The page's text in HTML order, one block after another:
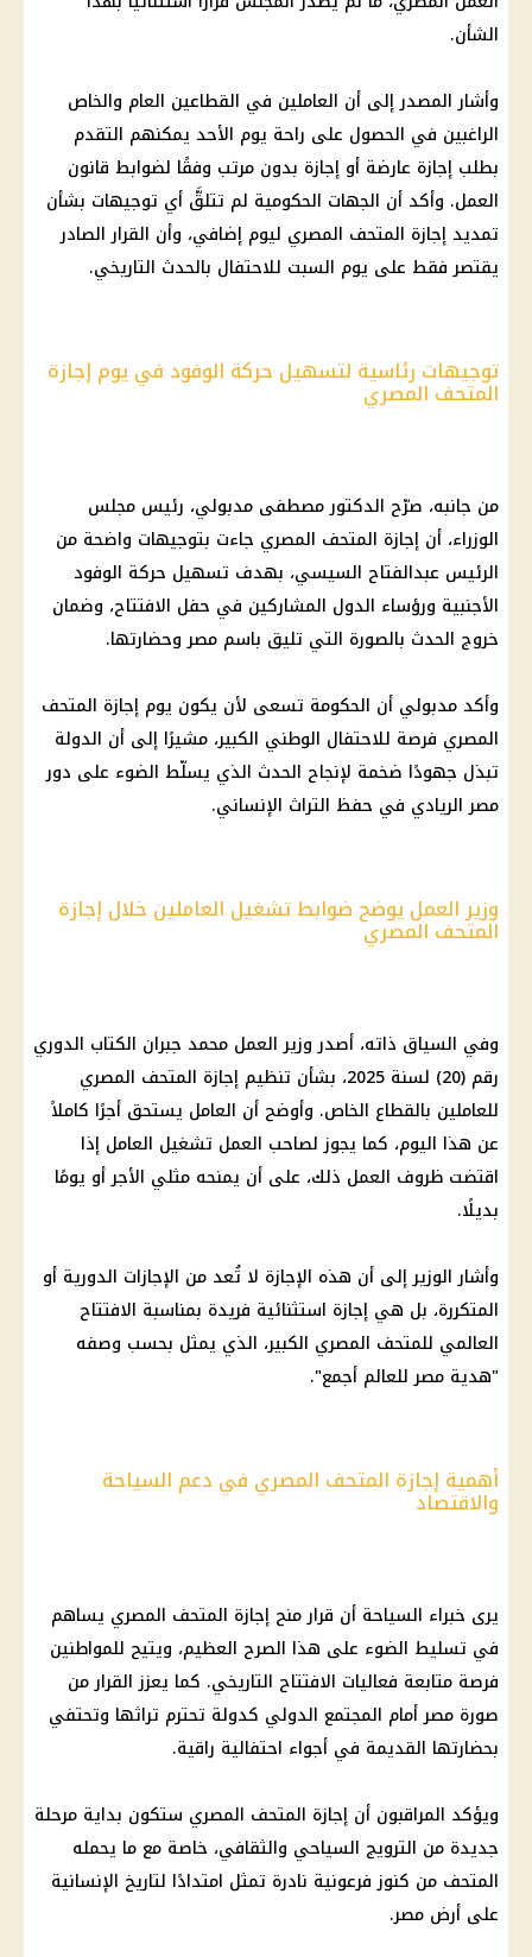
الشأن.
وأشار المصدر إلى أن العاملين في القطاعين العام والخاص
الراغبين في الحصول على راحة يوم الأحد يمكنهم التقدم
بطلب إجازة عارضة أو إجازة بدون مرتب وفقًا لضوابط قانون
العمل. وأكد أن الجهات الحكومية لم تتلقَّ أي توجيهات بشأن
تمديد إجازة المتحف المصري ليوم إضافي، وأن القرار الصادر
يقتصر فقط على يوم السبت للاحتفال بالحدث التاريخي.
توجيهات رئاسية لتسهيل حركة الوفود في يوم إجازة
المتحف المصري
من جانبه، صرّح الدكتور مصطفى مدبولي، رئيس مجلس
الوزراء، أن إجازة المتحف المصري جاءت بتوجيهات واضحة من
الرئيس عبدالفتاح السيسي، بهدف تسهيل حركة الوفود
الأجنبية ورؤساء الدول المشاركين في حفل الافتتاح، وضمان
خروج الحدث بالصورة التي تليق باسم مصر وحضارتها.
وأكد مدبولي أن الحكومة تسعى لأن يكون يوم إجازة المتحف
المصري فرصة للاحتفال الوطني الكبير، مشيرًا إلى أن الدولة
تبذل جهودًا ضخمة لإنجاح الحدث الذي يسلّط الضوء على دور
مصر الريادي في حفظ التراث الإنساني.
وزير العمل يوضح ضوابط تشغيل العاملين خلال إجازة
المتحف المصري
وفي السياق ذاته، أصدر وزير العمل محمد جبران الكتاب الدوري
رقم (20) لسنة 2025، بشأن تنظيم
إجازة المتحف المصري
للعاملين بالقطاع الخاص. وأوضح أن العامل يستحق أجرًا كاملاً
عن هذا اليوم، كما يجوز لصاحب العمل تشغيل العامل إذا
اقتضت ظروف العمل ذلك، على أن يمنحه مثلي الأجر أو يومًا
بديلًا.
وأشار الوزير إلى أن هذه الإجازة لا تُعد من الإجازات الدورية أو
المتكررة، بل هي إجازة استثنائية فريدة بمناسبة الافتتاح
العالمي للمتحف المصري الكبير، الذي يمثل بحسب وصفه
"هدية مصر للعالم أجمع".
أهمية إجازة المتحف المصري في دعم السياحة
والاقتصاد
يرى خبراء السياحة أن قرار منح إجازة المتحف المصري يساهم
في تسليط الضوء على هذا الصرح العظيم، ويتيح للمواطنين
فرصة متابعة فعاليات الافتتاح التاريخي. كما يعزز القرار من
صورة مصر أمام المجتمع الدولي كدولة تحترم تراثها وتحتفي
بحضارتها القديمة في أجواء احتفالية راقية.
ويؤكد المراقبون أن إجازة المتحف المصري ستكون بداية مرحلة
جديدة من الترويج السياحي والثقافي، خاصة مع ما يحمله
المتحف من كنوز فرعونية نادرة تمثل امتدادًا لتاريخ الإنسانية
على أرض مصر.